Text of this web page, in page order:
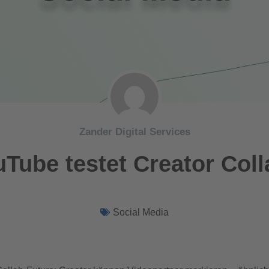
Zander Digital Services
testet Creator
Social Media